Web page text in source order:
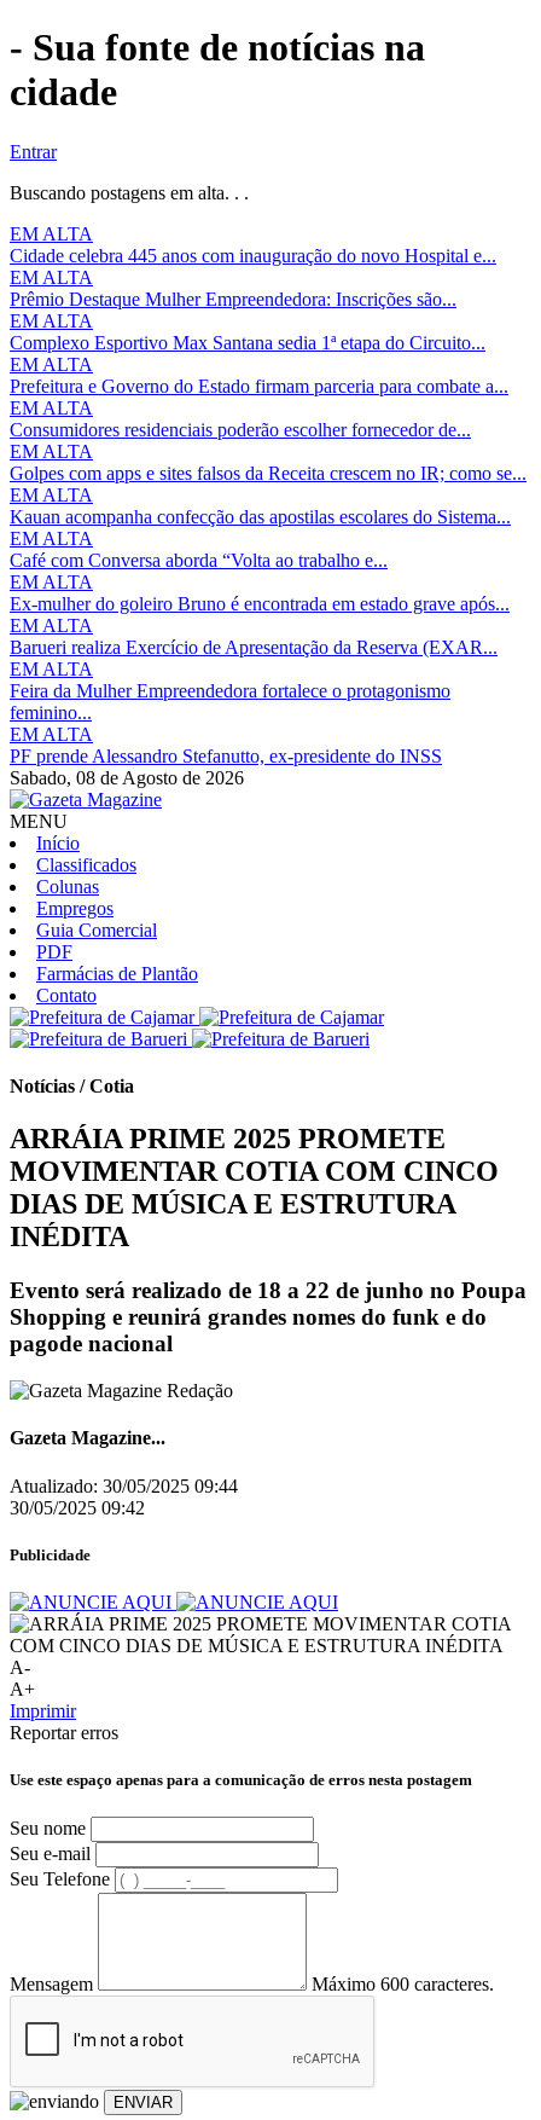
- Sua fonte de notícias na
cidade
Entrar
Buscando postagens em alta. . .
EM ALTA
Cidade celebra 445 anos com inauguração do novo Hospital e...
EM ALTA
Prêmio Destaque Mulher Empreendedora: Inscrições são...
EM ALTA
Complexo Esportivo Max Santana sedia 1ª etapa do Circuito...
EM ALTA
Prefeitura e Governo do Estado firmam parceria para combate a...
EM ALTA
Consumidores residenciais poderão escolher fornecedor de...
EM ALTA
Golpes com apps e sites falsos da Receita crescem no IR; como se...
EM ALTA
Kauan acompanha confecção das apostilas escolares do Sistema...
EM ALTA
Café com Conversa aborda “Volta ao trabalho e...
EM ALTA
Ex-mulher do goleiro Bruno é encontrada em estado grave após...
EM ALTA
Barueri realiza Exercício de Apresentação da Reserva (EXAR...
EM ALTA
Feira da Mulher Empreendedora fortalece o protagonismo
feminino...
EM ALTA
PF prende Alessandro Stefanutto, ex-presidente do INSS
Sabado, 08 de Agosto de 2026
MENU
Início
Classificados
Colunas
Empregos
Guia Comercial
PDF
Farmácias de Plantão
Contato
Notícias / Cotia
ARRÁIA PRIME 2025 PROMETE
MOVIMENTAR COTIA COM CINCO
DIAS DE MÚSICA E ESTRUTURA
INÉDITA
Evento será realizado de 18 a 22 de junho no Poupa
Shopping e reunirá grandes nomes do funk e do
pagode nacional
Gazeta Magazine...
Atualizado: 30/05/2025 09:44
30/05/2025 09:42
Publicidade
A-
A+
Imprimir
Reportar erros
Use este espaço apenas para a comunicação de erros nesta postagem
Seu nome
Seu e-mail
Seu Telefone
Mensagem Máximo 600 caracteres.
ENVIAR